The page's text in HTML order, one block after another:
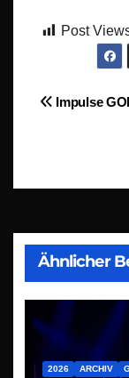
Post
Impulse
Ähnlicher
2026 ARCHIV